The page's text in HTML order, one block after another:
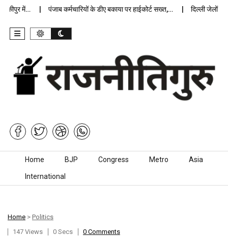
में… पंजाब कर्मचारियों के डीए बकाया पर हाईकोर्ट सख्त,… दिल्ली जेलों में
Skip to content
Home BJP Congress Metro Asia
International
Home > Politics
147 Views
0 Secs 0 Comments